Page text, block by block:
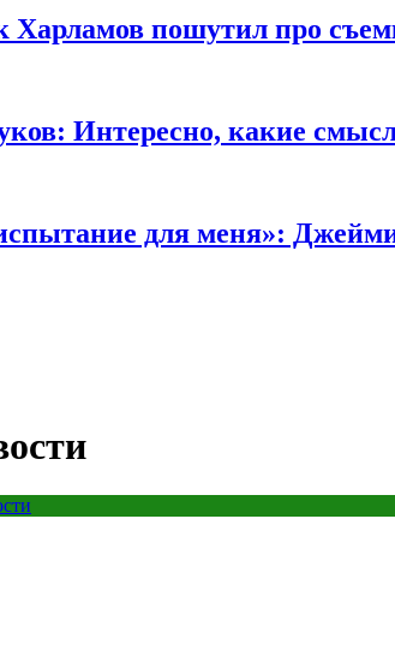
Харламов пошутил про
Интересно, какие
для меня»: